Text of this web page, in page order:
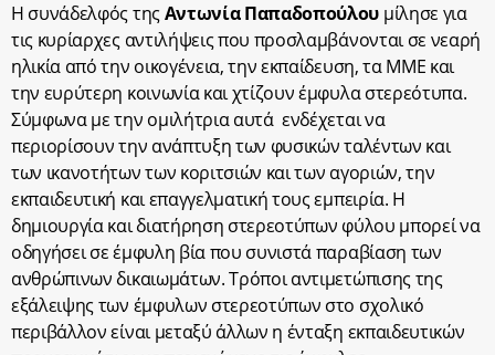
Η συνάδελφός τηςΑντωνία Παπαδοπούλου μίλησε για
τις κυρίαρχες αντιλήψεις που προσλαμβάνονται σε νεαρή
ηλικία από την οικογένεια, την εκπαίδευση, τα ΜΜΕ και
την ευρύτερη κοινωνία και χτίζουν έμφυλα στερεότυπα.
Σύμφωνα με την ομιλήτρια αυτά ενδέχεται να
περιορίσουν την ανάπτυξη των φυσικών ταλέντων και
των ικανοτήτων των κοριτσιών και των αγοριών, την
εκπαιδευτική και επαγγελματική τους εμπειρία. Η
δημιουργία και διατήρηση στερεοτύπων φύλου μπορεί να
οδηγήσει σε έμφυλη βία που συνιστά παραβίαση των
ανθρώπινων δικαιωμάτων. Τρόποι αντιμετώπισης της
εξάλειψης των έμφυλων στερεοτύπων στο σχολικό
περιβάλλον είναι μεταξύ άλλων η ένταξη εκπαιδευτικών